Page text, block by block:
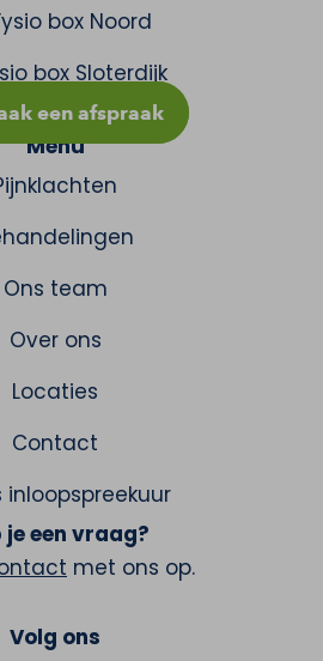
box Noord
box Sloterdijk
een afspraak
Menu
Ons team
Over ons
Locaties
Contact
inloopspreekuur
je een vraag?
met ons op.
Volg ons